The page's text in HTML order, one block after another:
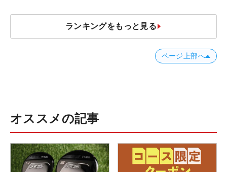
ランキングをもっと見る
ページ上部へ
オススメの記事